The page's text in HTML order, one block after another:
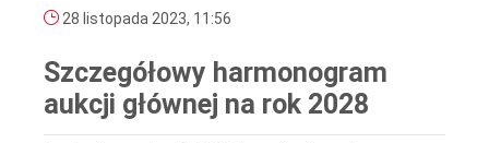
28 listopada 2023, 11:56
Szczegółowy harmonogram
aukcji głównej na rok 2028